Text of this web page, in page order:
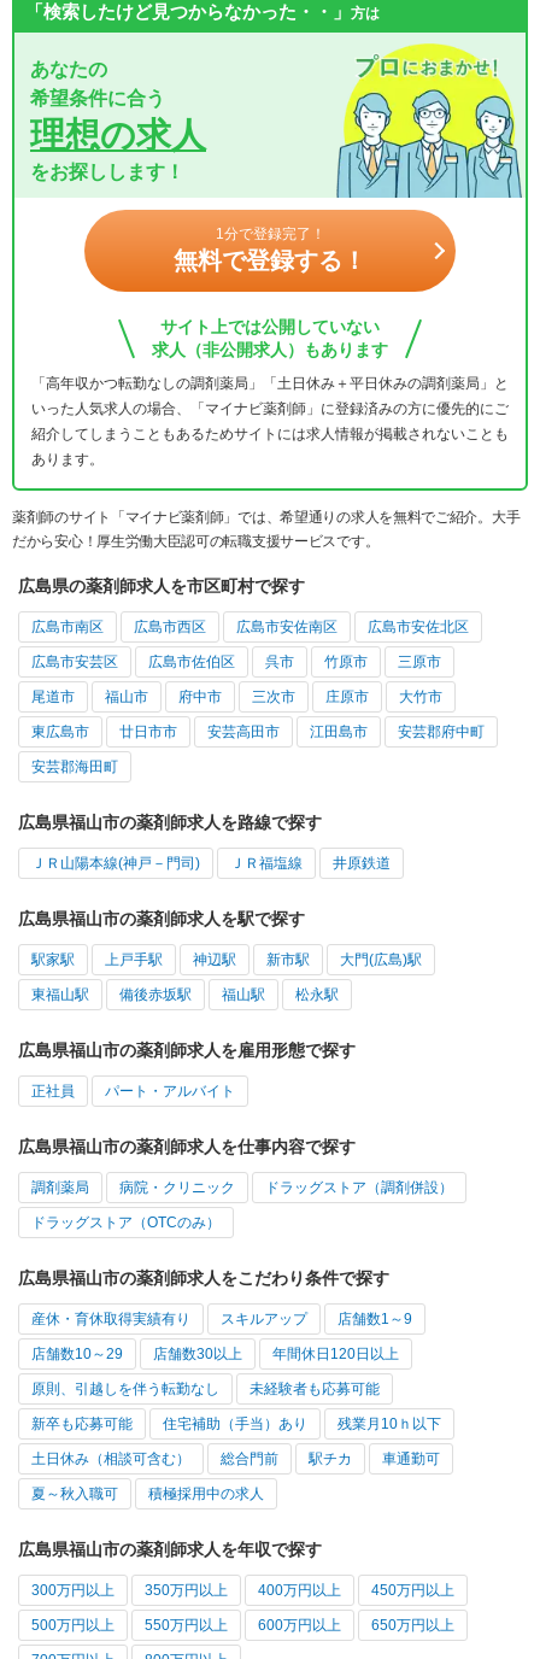
「検索したけど見つからなかった・・」 方は
あなたの
希望条件に合う
理想の求人
をお探しします！
1分で登録完了！
無料で登録する！
サイト上では公開していない
求人（非公開求人）もあります
「高年収かつ転勤なしの調剤薬局」「土日休み＋平日休みの調剤薬局」と
いった人気求人の場合、「マイナビ薬剤師」に登録済みの方に優先的にご
紹介してしまうこともあるためサイトには求人情報が掲載されないことも
あります。
薬剤師のサイト「マイナビ薬剤師」では、希望通りの求人を無料でご紹介。大手
だから安心！厚生労働大臣認可の転職支援サービスです。
広島県の薬剤師求人を市区町村で探す
広島市南区 広島市西区 広島市安佐南区 広島市安佐北区
広島市安芸区 広島市佐伯区 呉市 竹原市 三原市
尾道市 福山市 府中市 三次市 庄原市 大竹市
東広島市 廿日市市 安芸高田市 江田島市 安芸郡府中町
安芸郡海田町
広島県福山市の薬剤師求人を路線で探す
ＪＲ山陽本線(神戸－門司) ＪＲ福塩線 井原鉄道
広島県福山市の薬剤師求人を駅で探す
駅家駅 上戸手駅 神辺駅 新市駅 大門(広島)駅
東福山駅 備後赤坂駅 福山駅 松永駅
広島県福山市の薬剤師求人を雇用形態で探す
正社員 パート・アルバイト
広島県福山市の薬剤師求人を仕事内容で探す
調剤薬局 病院・クリニック ドラッグストア（調剤併設）
ドラッグストア（OTCのみ）
広島県福山市の薬剤師求人をこだわり条件で探す
産休・育休取得実績有り スキルアップ 店舗数1～9
店舗数10～29 店舗数30以上 年間休日120日以上
原則、引越しを伴う転勤なし 未経験者も応募可能
新卒も応募可能 住宅補助（手当）あり 残業月10ｈ以下
土日休み（相談可含む） 総合門前 駅チカ 車通勤可
夏～秋入職可 積極採用中の求人
広島県福山市の薬剤師求人を年収で探す
300万円以上 350万円以上 400万円以上 450万円以上
500万円以上 550万円以上 600万円以上 650万円以上